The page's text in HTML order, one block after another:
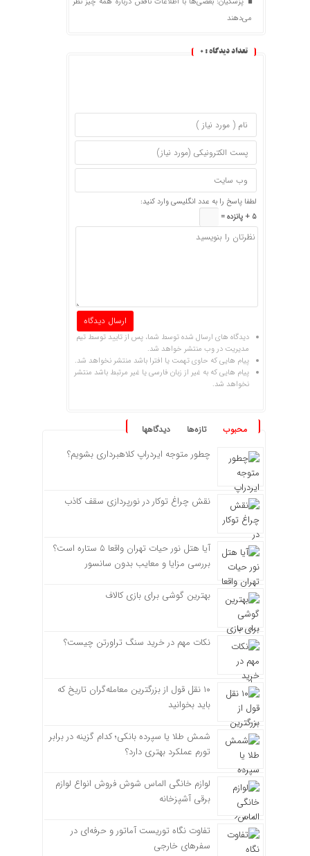
می‌دهند
تعداد دیدگاه : 0
لطفا پاسخ را به عدد انگلیسی وارد کنید:
5 + پانزده =
دیدگاه های ارسال شده توسط شما، پس از تایید توسط تیم
مدیریت در وب منتشر خواهد شد.
پیام هایی که حاوی تهمت یا افترا باشد منتشر نخواهد شد.
پیام هایی که به غیر از زبان فارسی یا غیر مرتبط باشد منتشر
نخواهد شد.
محبوب تازه‌ها دیدگاهها
چطور متوجه ایردراپ کلاهبرداری بشویم؟
نقش چراغ توکار در نورپردازی سقف کاذب
آیا هتل نور حیات تهران واقعا ۵ ستاره است؟
بررسی مزایا و معایب بدون سانسور
بهترین گوشی برای بازی کالاف
نکات مهم در خرید سنگ تراورتن چیست؟
۱۰ نقل قول از بزرگترین معامله‌گران تاریخ که
باید بخوانید
شمش طلا یا سپرده بانکی؛ کدام گزینه در برابر
تورم عملکرد بهتری دارد؟
لوازم خانگی الماس شوش فروش انواع لوازم
برقی آشپزخانه
تفاوت نگاه توریست آماتور و حرفه‌ای در
سفرهای خارجی